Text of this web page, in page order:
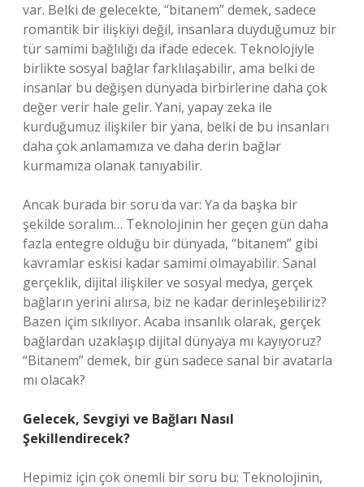
var. Belki de gelecekte, “bitanem” demek, sadece
romantik bir ilişkiyi değil, insanlara duyduğumuz bir
tür samimi bağlılığı da ifade edecek. Teknolojiyle
birlikte sosyal bağlar farklılaşabilir, ama belki de
insanlar bu değişen dünyada birbirlerine daha çok
değer verir hale gelir. Yani, yapay zeka ile
kurduğumuz ilişkiler bir yana, belki de bu insanları
daha çok anlamamıza ve daha derin bağlar
kurmamıza olanak tanıyabilir.
Ancak burada bir soru da var: Ya da başka bir
şekilde soralım… Teknolojinin her geçen gün daha
fazla entegre olduğu bir dünyada, “bitanem” gibi
kavramlar eskisi kadar samimi olmayabilir. Sanal
gerçeklik, dijital ilişkiler ve sosyal medya, gerçek
bağların yerini alırsa, biz ne kadar derinleşebiliriz?
Bazen içim sıkılıyor. Acaba insanlık olarak, gerçek
bağlardan uzaklaşıp dijital dünyaya mı kayıyoruz?
“Bitanem” demek, bir gün sadece sanal bir avatarla
mı olacak?
Gelecek, Sevgiyi ve Bağları Nasıl
Şekillendirecek?
Hepimiz için çok önemli bir soru bu: Teknolojinin,